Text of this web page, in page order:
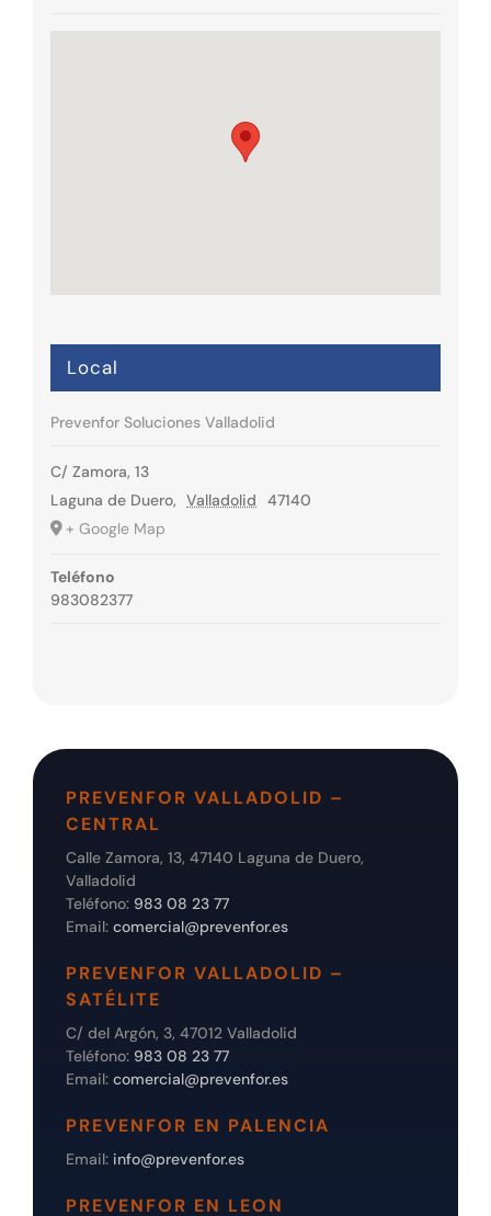
Local
Prevenfor Soluciones Valladolid
C/ Zamora, 13
Laguna de Duero, Valladolid
47140
+ Google Map
Teléfono
983082377
PREVENFOR VALLADOLID –
CENTRAL
Calle Zamora, 13, 47140 Laguna de Duero,
Valladolid
Teléfono: 983 08 23 77
Email: comercial@prevenfor.es
PREVENFOR VALLADOLID –
SATÉLITE
C/ del Argón, 3, 47012 Valladolid
Teléfono: 983 08 23 77
Email: comercial@prevenfor.es
PREVENFOR EN PALENCIA
Email: info@prevenfor.es
PREVENFOR EN LEON